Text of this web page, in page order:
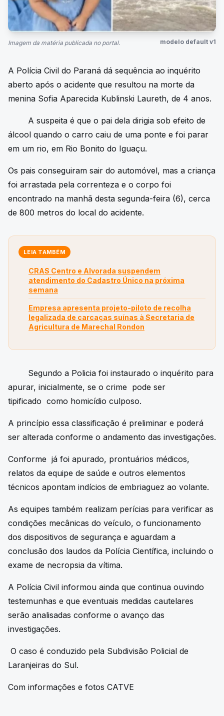
Imagem da matéria publicada no portal. modelo default v1
A Polícia Civil do Paraná dá sequência ao inquérito
aberto após o acidente que resultou na morte da
menina Sofia Aparecida Kublinski Laureth, de 4 anos.
A suspeita é que o pai dela dirigia sob efeito de
álcool quando o carro caiu de uma ponte e foi parar
em um rio, em Rio Bonito do Iguaçu.
Os pais conseguiram sair do automóvel, mas a criança
foi arrastada pela correnteza e o corpo foi
encontrado na manhã desta segunda-feira (6), cerca
de 800 metros do local do acidente.
LEIA TAMBÉM
CRAS Centro e Alvorada suspendem
atendimento do Cadastro Único na próxima
semana
Empresa apresenta projeto-piloto de recolha
legalizada de carcaças suínas à Secretaria de
Agricultura de Marechal Rondon
Segundo a Policia foi instaurado o inquérito para
apurar, inicialmente, se o crime pode ser
tipificado como homicídio culposo.
A princípio essa classificação é preliminar e poderá
ser alterada conforme o andamento das investigações.
Conforme já foi apurado, prontuários médicos,
relatos da equipe de saúde e outros elementos
técnicos apontam indícios de embriaguez ao volante.
As equipes também realizam perícias para verificar as
condições mecânicas do veículo, o funcionamento
dos dispositivos de segurança e aguardam a
conclusão dos laudos da Polícia Científica, incluindo o
exame de necropsia da vítima.
A Polícia Civil informou ainda que continua ouvindo
testemunhas e que eventuais medidas cautelares
serão analisadas conforme o avanço das
investigações.
O caso é conduzido pela Subdivisão Policial de
Laranjeiras do Sul.
Com informações e fotos CATVE